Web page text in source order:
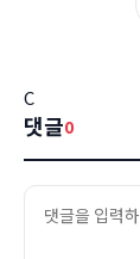
C
댓글0